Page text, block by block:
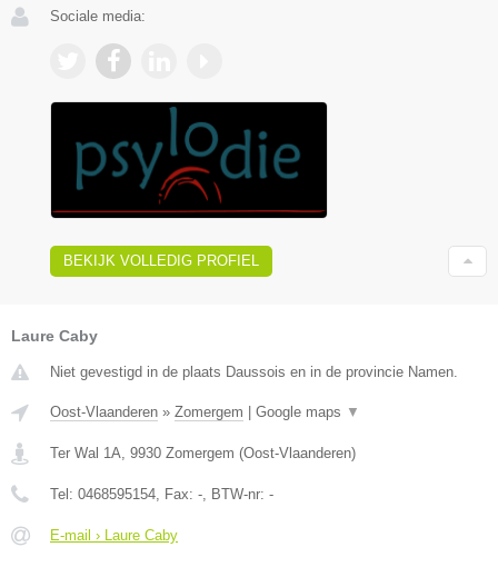
Sociale media:
BEKIJK VOLLEDIG PROFIEL
Laure Caby
Niet gevestigd in de plaats Daussois en in de provincie Namen.
Oost-Vlaanderen » Zomergem Google maps ▼
Ter Wal 1A, 9930 Zomergem (Oost-Vlaanderen)
Tel: 0468595154, Fax: -, BTW-nr: -
E-mail › Laure Caby